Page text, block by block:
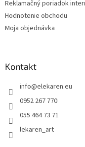
Reklamačný poriadok
Hodnotenie obchodu
Moja objednávka
Kontakt
info@elekaren.eu
0952 267 770
055 464 73 71
lekaren_art